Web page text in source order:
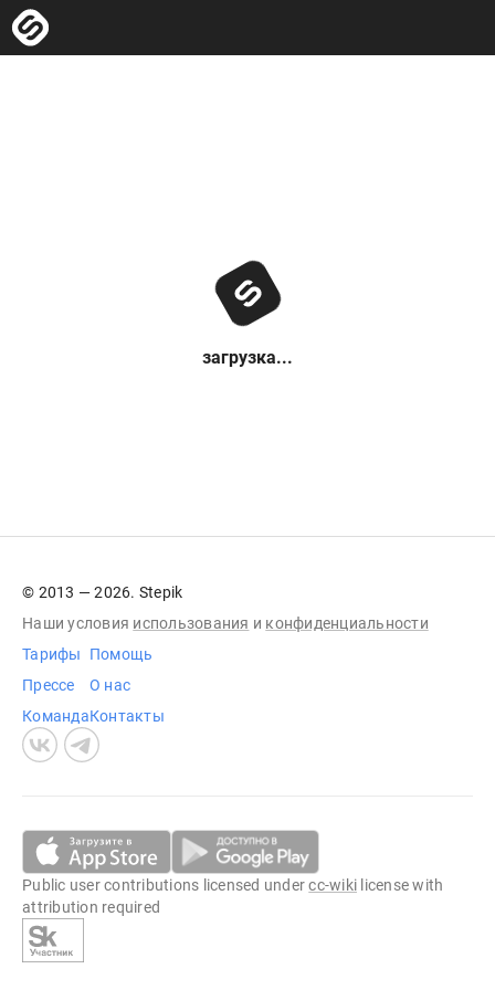
загрузка...
© 2013 — 2026. Stepik
Наши условия использования и конфиденциальности
Тарифы
Прессе
Команда
Помощь
О нас
Контакты
Public user contributions licensed undercc-wiki license with
attribution required